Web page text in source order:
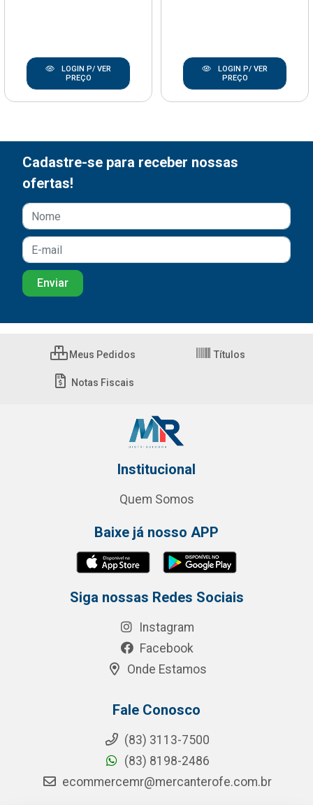
LOGIN P/ VER
PREÇO
LOGIN P/ VER
PREÇO
Cadastre-se para receber nossas
ofertas!
Meus Pedidos Títulos
Notas Fiscais
Institucional
Quem Somos
Baixe já nosso APP
Siga nossas Redes Sociais
Instagram
Facebook
Onde Estamos
Fale Conosco
(83) 3113-7500
(83) 8198-2486
ecommercemr@mercanterofe.com.br